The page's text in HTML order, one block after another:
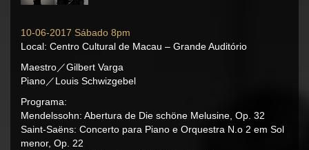
10-06-2017 Sábado 8pm
Local: Centro Cultural de Macau – Grande Auditório
Maestro／Gilbert Varga
Piano／Louis Schwizgebel
Programa:
Mendelssohn: Abertura de Die schöne Melusine, Op. 32
Saint-Saëns: Concerto para Piano e Orquestra N.o 2 em Sol
menor, Op. 22